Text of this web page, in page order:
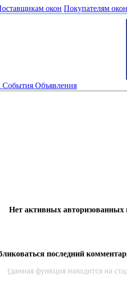
окон Покупателям окон
События Объявления
Нет активных авторизованных
последний
(данная функция находится на